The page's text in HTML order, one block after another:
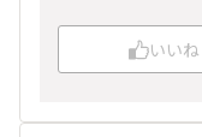
いいね